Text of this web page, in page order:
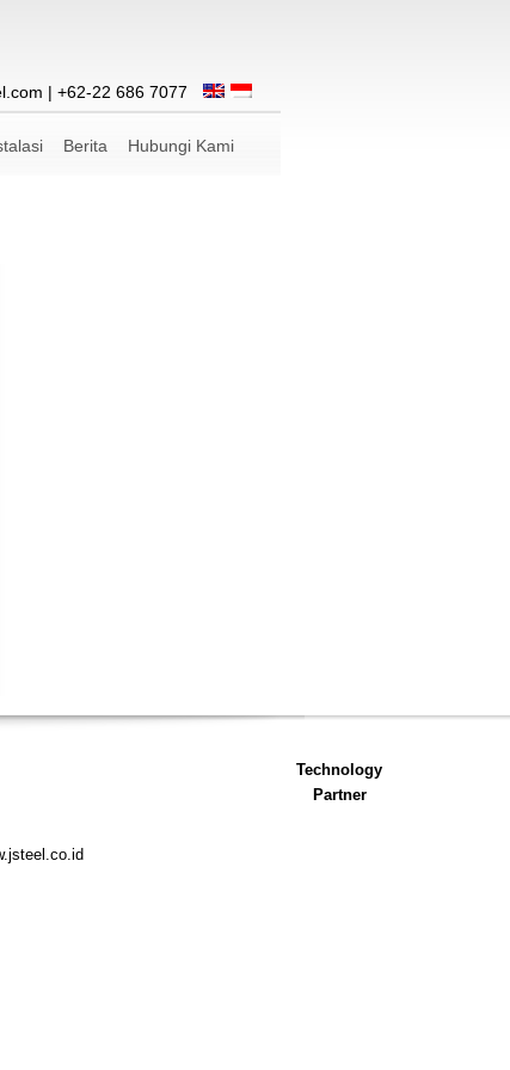
Berita Hubungi Kami
| +62-22 686 7077
Technology
Partner